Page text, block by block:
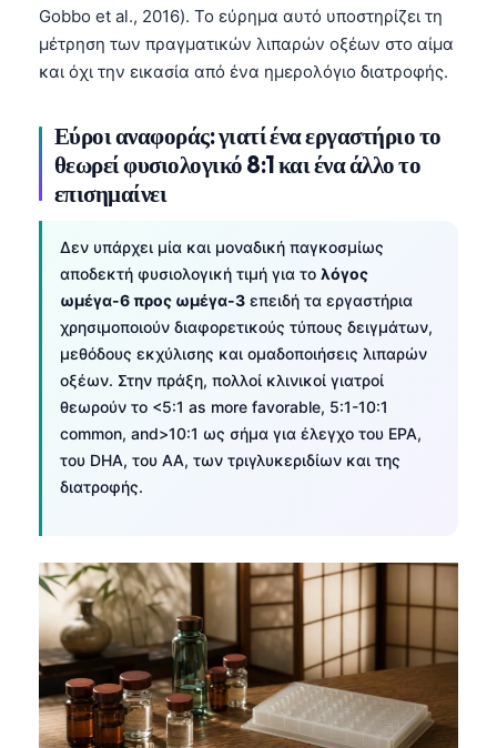
Gobbo et al., 2016). Το εύρημα αυτό υποστηρίζει τη
μέτρηση των πραγματικών λιπαρών οξέων στο αίμα
και όχι την εικασία από ένα ημερολόγιο διατροφής.
Εύροι αναφοράς: γιατί ένα εργαστήριο το
θεωρεί φυσιολογικό 8:1 και ένα άλλο το
επισημαίνει
Δεν υπάρχει μία και μοναδική παγκοσμίως
αποδεκτή φυσιολογική τιμή για το λόγος
ωμέγα-6 προς ωμέγα-3 επειδή τα εργαστήρια
χρησιμοποιούν διαφορετικούς τύπους δειγμάτων,
μεθόδους εκχύλισης και ομαδοποιήσεις λιπαρών
οξέων. Στην πράξη, πολλοί κλινικοί γιατροί
θεωρούν το <5:1 as more favorable, 5:1-10:1
common, and>10:1 ως σήμα για έλεγχο του EPA,
του DHA, του AA, των τριγλυκεριδίων και της
διατροφής.